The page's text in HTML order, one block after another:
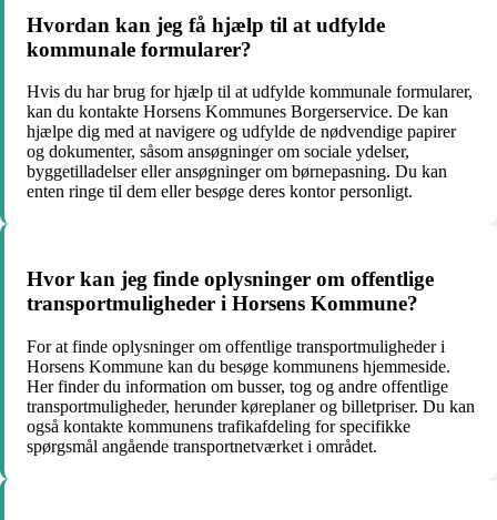
Hvordan kan jeg få hjælp til at udfylde
kommunale formularer?
Hvis du har brug for hjælp til at udfylde kommunale formularer,
kan du kontakte Horsens Kommunes Borgerservice. De kan
hjælpe dig med at navigere og udfylde de nødvendige papirer
og dokumenter, såsom ansøgninger om sociale ydelser,
byggetilladelser eller ansøgninger om børnepasning. Du kan
enten ringe til dem eller besøge deres kontor personligt.
Hvor kan jeg finde oplysninger om offentlige
transportmuligheder i Horsens Kommune?
For at finde oplysninger om offentlige transportmuligheder i
Horsens Kommune kan du besøge kommunens hjemmeside.
Her finder du information om busser, tog og andre offentlige
transportmuligheder, herunder køreplaner og billetpriser. Du kan
også kontakte kommunens trafikafdeling for specifikke
spørgsmål angående transportnetværket i området.